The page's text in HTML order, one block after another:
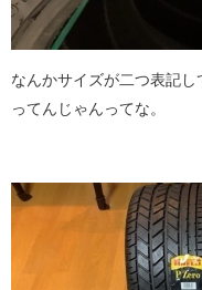
なんかサイズが二つ表記
ってんじゃんってな。